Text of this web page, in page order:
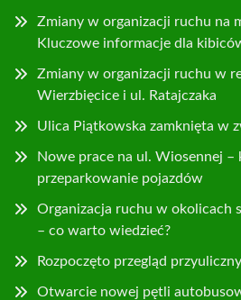
Zmiany w organizacji ruchu na
Kluczowe informacje dla
Zmiany w organizacji ruchu w
Wierzbięcice i ul. Ratajczaka
Ulica Piątkowska zamknięta w
Nowe prace na ul. Wiosennej –
przeparkowanie pojazdów
Organizacja ruchu w okolicach
– co warto wiedzieć?
Rozpoczęto przegląd
Otwarcie nowej pętli